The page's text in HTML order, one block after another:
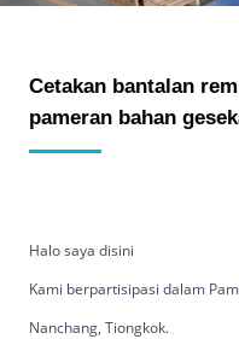
Cetakan bantalan
pameran bahan
Halo saya disini
Kami berpartisipasi dalam
Nanchang, Tiongkok.